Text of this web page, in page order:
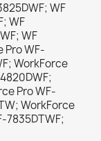
WF
WF
WF
Pro WF-
WorkForce
Pro WF-
WorkForce
7835DTWF;